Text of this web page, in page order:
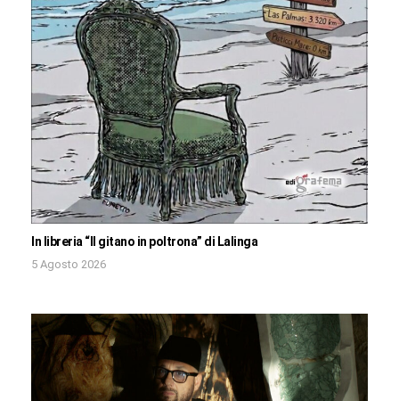
In libreria “Il gitano in poltrona” di Lalinga
5 Agosto 2026